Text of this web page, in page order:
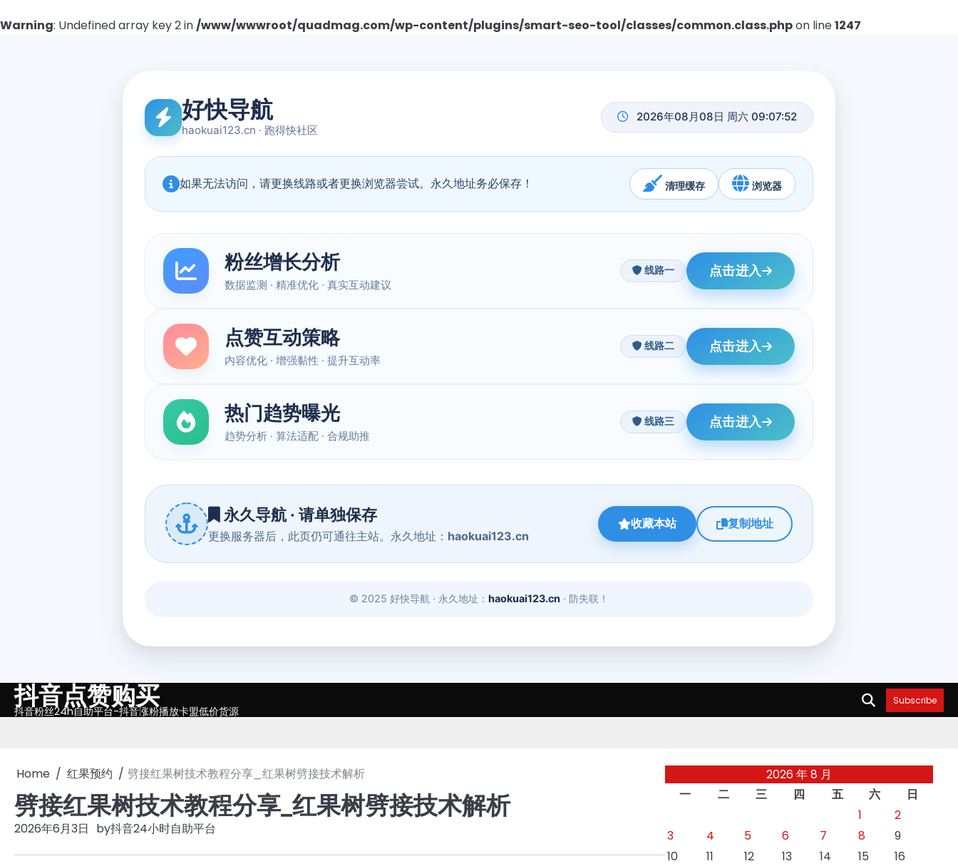
Warning: Undefined array key 2 in/www/wwwroot/quadmag.com/wp-content/plugins/smart-seo-tool/classes/common.class.phpon line1247
Skip抖音点赞购买
抖音粉丝24h自助平台-抖音涨粉播放卡盟低价货源
Subscribe
Home 红果预约 劈接红果树技术教程分享_红果树劈接技术解析
劈接红果树技术教程分享_红果树劈接技术解析
2026年6月3日 by抖音24小时自助平台
2026 年 8 月
一
二 三 四 五 六
日
1
2
3
4 5 6 7 8
9
10
11 12 13 14 15
16